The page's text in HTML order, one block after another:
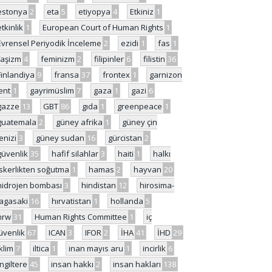
2 eta 5 etiyopya 4 Etkiniz 1
1 European Court of Human Rights 1
Periyodik İnceleme 2 ezidi 1 fas 1
4 feminizm 2 filipinler 6 filistin 36
9 fransa 37 frontex 1
garnizon
1 gayrimüslim 7 gaza 1 gazi 6
13 GBT 86 gıda 1 greenpeace 1
2 güney afrika 1
güney çin
3 güney sudan 16 gürcistan 2
35 hafif silahlar 3 haiti 1
halkı
soğutma 1 hamas 2 hayvan 20
bombası 3 hindistan 12
hirosima-
16 hırvatistan 1 hollanda 5
31 Human Rights Committee 1
iç
67 ICAN 3 IFOR 2 İHA 41 İHD 29
7 iltica 1 inan mayıs aru 1 incirlik 6
45 insan hakkı 2 insan hakları 138